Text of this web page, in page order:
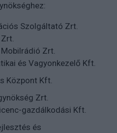
Szolgáltató Zrt.
Zrt.
és Vagyonkezelő Kft.
Központ Kft.
Zrt.
gazdálkodási Kft.
és